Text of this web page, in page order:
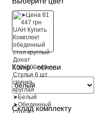
Колір - основи
Склад комплекту